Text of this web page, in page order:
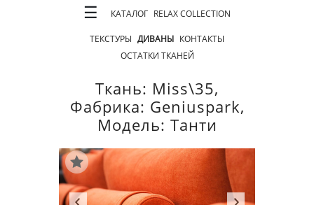
☰ КАТАЛОГ RELAX COLLECTION
ТЕКСТУРЫ ДИВАНЫ КОНТАКТЫ
ОСТАТКИ ТКАНЕЙ
Ткань: Miss\35,
Фабрика: Geniuspark,
Модель: Танти